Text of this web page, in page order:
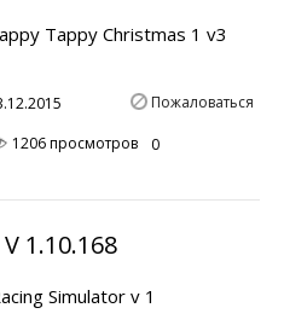
Tappy Christmas 1 v3
Пожаловаться
1206 просмотров 0
1.10.168
Simulator v 1